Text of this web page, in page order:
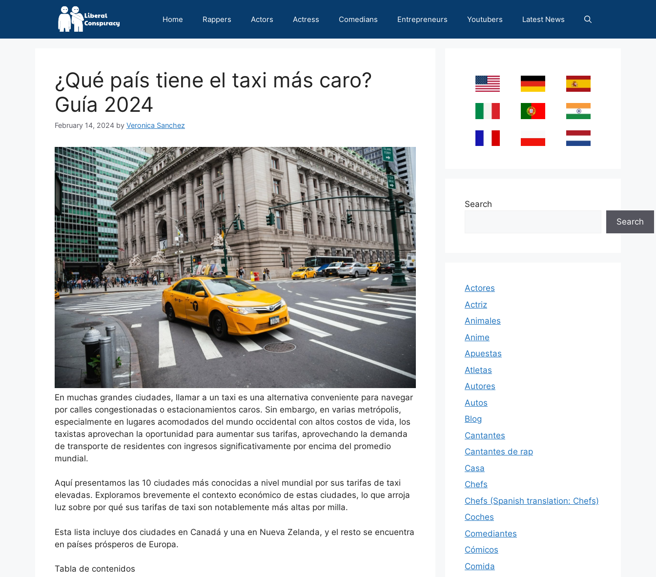
Home Rappers Actors Actress Comedians Entrepreneurs Youtubers Latest News
¿Qué país tiene el taxi más caro?
Guía 2024
February 14, 2024 by Veronica Sanchez
En muchas grandes ciudades, llamar a un taxi es una alternativa conveniente para navegar
por calles congestionadas o estacionamientos caros. Sin embargo, en varias metrópolis,
especialmente en lugares acomodados del mundo occidental con altos costos de vida, los
taxistas aprovechan la oportunidad para aumentar sus tarifas, aprovechando la demanda
de transporte de residentes con ingresos significativamente por encima del promedio
mundial.
Aquí presentamos las 10 ciudades más conocidas a nivel mundial por sus tarifas de taxi
elevadas. Exploramos brevemente el contexto económico de estas ciudades, lo que arroja
luz sobre por qué sus tarifas de taxi son notablemente más altas por milla.
Esta lista incluye dos ciudades en Canadá y una en Nueva Zelanda, y el resto se encuentra
en países prósperos de Europa.
Tabla de contenidos
Search
Search
Actores
Actriz
Animales
Anime
Apuestas
Atletas
Autores
Autos
Blog
Cantantes
Cantantes de rap
Casa
Chefs
Chefs (Spanish translation: Chefs)
Coches
Comediantes
Cómicos
Comida